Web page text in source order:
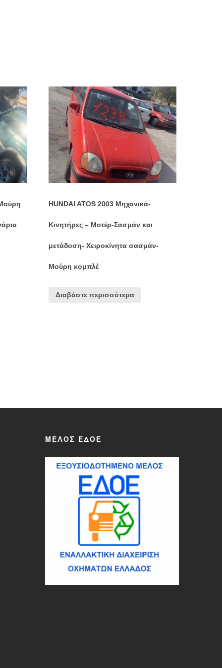
HUNDAI ATOS 2003 Μηχανικά-
Κινητήρες – Μοτέρ-Σασμάν και
μετάδοση- Χειροκίνητα σασμάν-
Μούρη κομπλέ
Διαβάστε περισσότερα
ΜΈΛΟΣ ΕΔΟΕ